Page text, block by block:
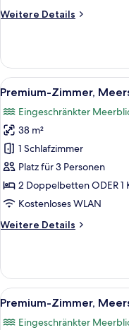
Weitere Details
Weitere
Zimmer,
Meerseite
(Superior)
Alle
Fotos
für
Premium-
Zimmer,
Meerseite
(Superior)
anzeigen
15
Premium-Zimmer,
Eingeschränkter
38 m²
1 Schlafzimmer
Platz für 3 Personen
2 Doppelbetten ODER 1
Kostenloses WLAN
Weitere Details
Weitere
Zimmer,
Meerseite
(Superior)
Alle
Fotos
15
Premium-Zimmer,
Eingeschränkter